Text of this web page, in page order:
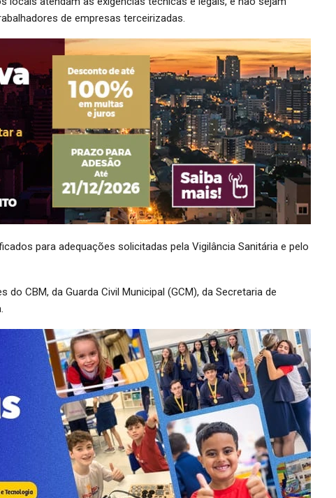
de empresas terceirizadas.
para adequações solicitadas pela Vigilância Sanitária e pelo
CBM, da Guarda Civil Municipal (GCM), da Secretaria de